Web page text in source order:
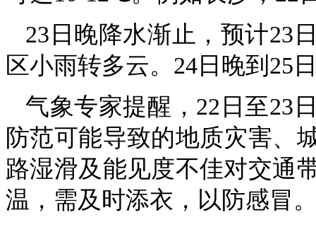
23日晚降水渐止，预计23
区小雨转多云。24日晚到25
气象专家提醒，22日至23
防范可能导致的地质灾害、
路湿滑及能见度不佳对交通
温，需及时添衣，以防感冒